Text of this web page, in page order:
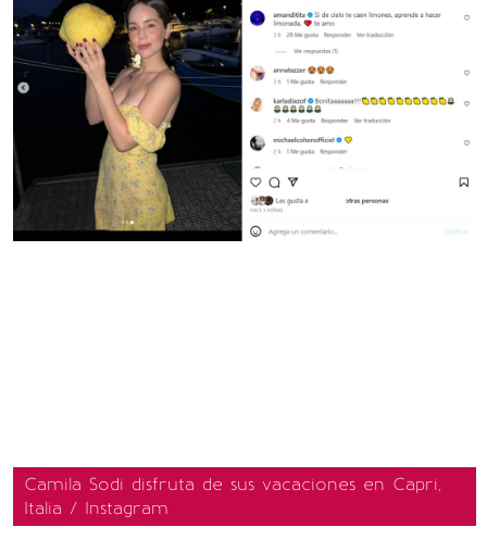
Camila Sodi disfruta de sus vacaciones en Capri,
Italia / Instagram